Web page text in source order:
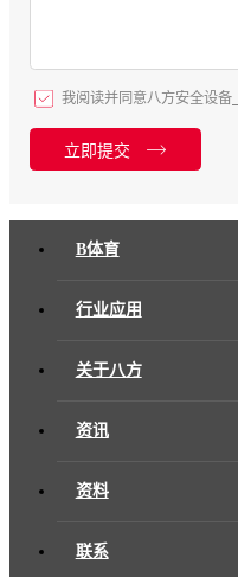
我阅读并同意八方安全设备
立即提交
B体育
行业应用
关于八方
资讯
资料
联系